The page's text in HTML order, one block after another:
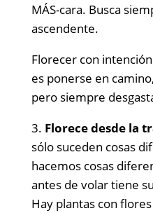
MÁS-cara. Busca
ascendente.
Florecer con
es ponerse en
pero siempre
3. Florece desde la
sólo suceden cosas
hacemos cosas
antes de volar tiene
Hay plantas con